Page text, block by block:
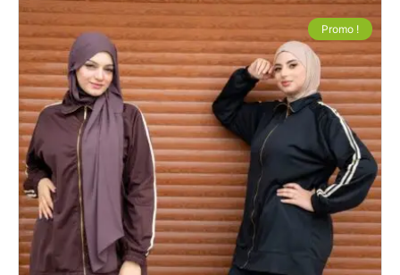
Promo !